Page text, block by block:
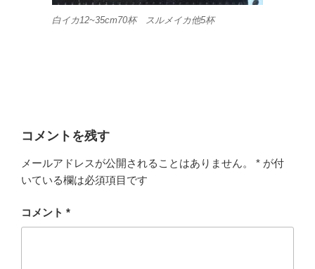
白イカ12~35cm70杯 スルメイカ他5杯
コメントを残す
メールアドレスが公開されることはありません。 * が付
いている欄は必須項目です
コメント *